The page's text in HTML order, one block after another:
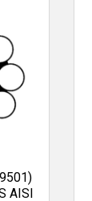
AISI